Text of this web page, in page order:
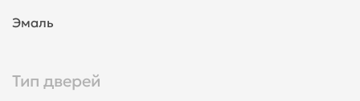
Эмаль
Тип дверей